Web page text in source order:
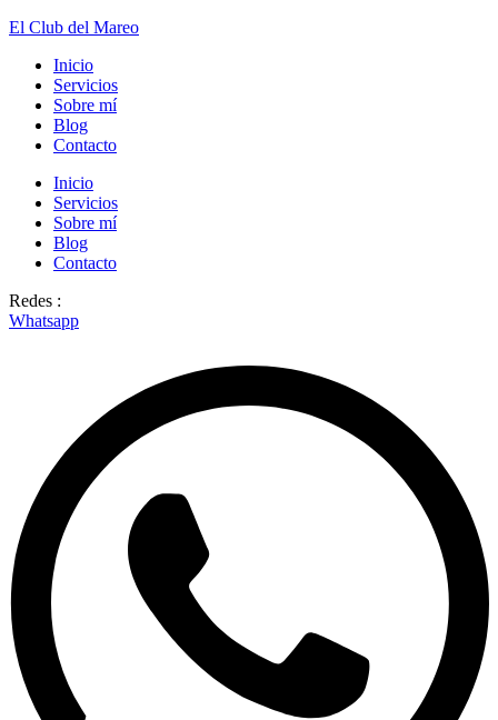
El Club del Mareo
Inicio
Servicios
Sobre mí
Blog
Contacto
Inicio
Servicios
Sobre mí
Blog
Contacto
Redes :
Whatsapp